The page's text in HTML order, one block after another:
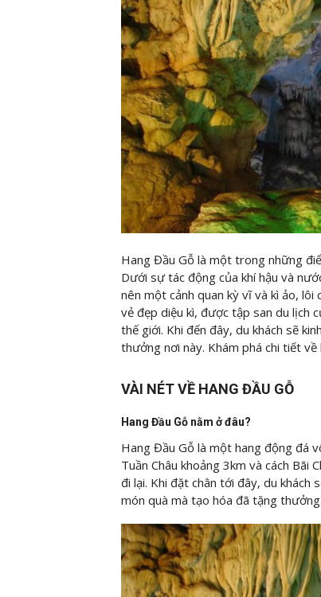
Hang Đầu Gỗ là một trong những
Dưới sự tác động của khí hậu và
nên một cảnh quan kỳ vĩ và kì ảo,
vẻ đẹp diệu kì, được tập san du lịch
thế giới. Khi đến đây, du khách sẽ
thưởng nơi này. Khám phá chi tiết
VÀI NÉT VỀ HANG ĐẦU GỖ
Hang Đầu Gỗ nằm ở đâu?
Hang Đầu Gỗ là một hang động đá
Tuần Châu khoảng 3km và cách Bãi
đi lại. Khi đặt chân tới đây, du khách
món quà mà tạo hóa đã tặng thưởng.